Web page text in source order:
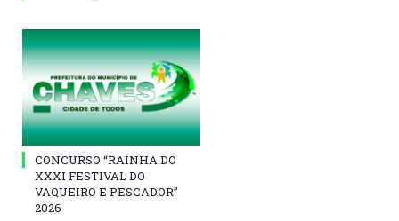
CONCURSO “RAINHA DO
XXXI FESTIVAL DO
VAQUEIRO E PESCADOR”
2026